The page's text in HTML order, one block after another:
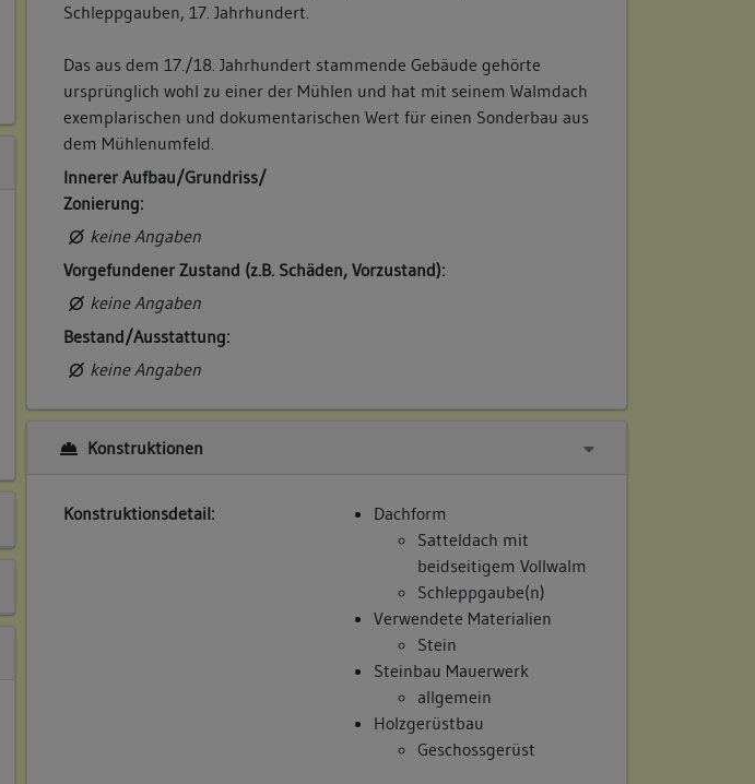
Schleppgauben, 17. Jahrhundert.
Das aus dem 17./18. Jahrhundert stammende Gebäude gehörte
ursprünglich wohl zu einer der Mühlen und hat mit seinem Walmdach
exemplarischen und dokumentarischen Wert für einen Sonderbau aus
dem Mühlenumfeld.
Innerer Aufbau/Grundriss/
Zonierung:
keine Angaben
Vorgefundener Zustand (z.B. Schäden, Vorzustand):
keine Angaben
Bestand/Ausstattung:
keine Angaben
Konstruktionen
Konstruktionsdetail:
Dachform
Satteldach mit
beidseitigem Vollwalm
Schleppgaube(n)
Verwendete Materialien
Stein
Steinbau Mauerwerk
allgemein
Holzgerüstbau
Geschossgerüst